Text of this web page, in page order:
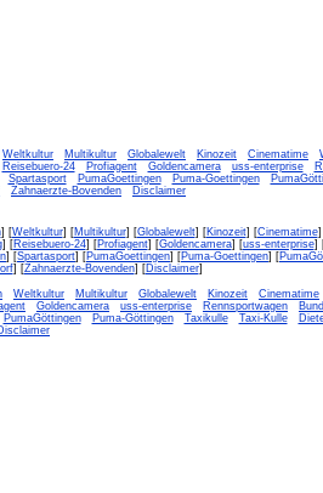
Weltkultur Multikultur Globalewelt Kinozeit Cinematime
Reisebuero-24 Profiagent Goldencamera uss-enterprise
Spartasport PumaGoettingen Puma-Goettingen
Zahnaerzte-Bovenden Disclaimer
] [Weltkultur] [Multikultur] [Globalewelt] [Kinozeit] [Cinematime]
] [Reisebuero-24] [Profiagent] [Goldencamera] [uss-enterprise]
] [Spartasport] [PumaGoettingen] [Puma-Goettingen] [
] [Zahnaerzte-Bovenden] [Disclaimer]
Weltkultur Multikultur Globalewelt Kinozeit Cinematime
Goldencamera uss-enterprise Rennsportwagen
PumaGöttingen Puma-Göttingen Taxikulle Taxi-Kulle